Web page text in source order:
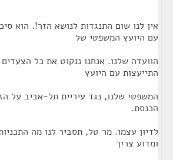
אין לנו שום התנגדות לנושא הזר!. הוא
עם היועץ המשפטי של
הוועדה שלנו. אנחנו ננקוט את כל
התייעצות עם היועץ
המשפטי שלנו, נגד עיריית תל-אביב על
הכנסת.
לדיון עצמו. מר טל, תסביר לנו מה
ומדוע צריך